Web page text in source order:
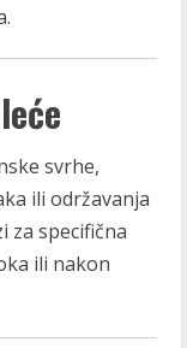
svrhe,
ili održavanja
za specifična
ili nakon